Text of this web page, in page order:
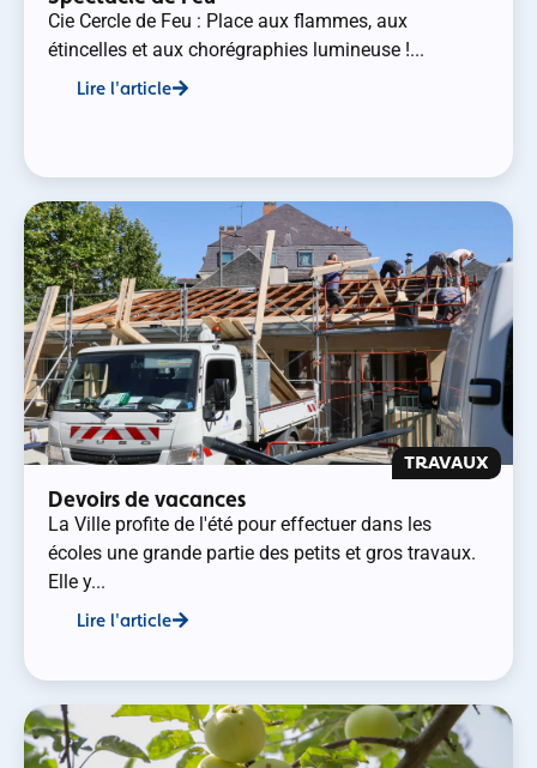
Cie Cercle de Feu : Place aux flammes, aux
étincelles et aux chorégraphies lumineuse !...
Lire l'article
TRAVAUX
Devoirs de vacances
La Ville profite de l'été pour effectuer dans les
écoles une grande partie des petits et gros travaux.
Elle y...
Lire l'article